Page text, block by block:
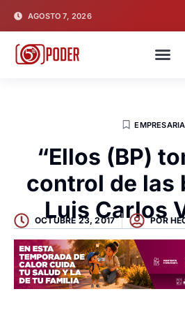
AGOSTO 7, 2026
“Ellos (BP)
control de las
Luis Carlos
OCTUBRE 23, 2017 POR